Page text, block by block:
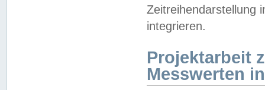
Zeitreihendarstellung
integrieren.
Projektarbeit
Messwerten